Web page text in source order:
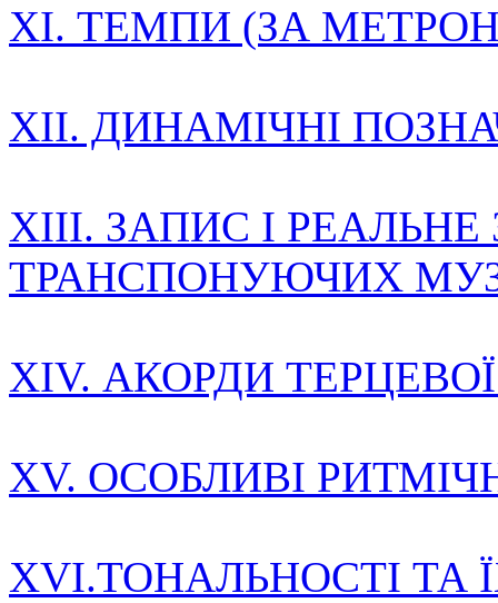
XI. ТЕМПИ (ЗА
XII. ДИНАМІЧНІ
XIII. ЗАПИС І
ТРАНСПОНУЮЧИХ
XIV. АКОРДИ
XV. ОСОБЛИВІ
XVI.ТОНАЛЬНОСТІ ТА